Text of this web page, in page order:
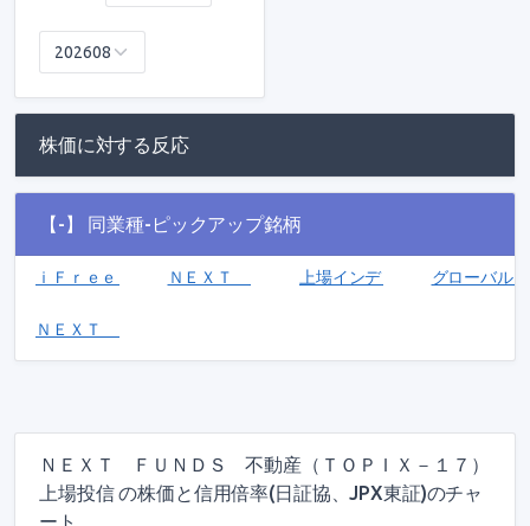
株価に対する反応
【-】 同業種-ピックアップ銘柄
ｉＦｒｅｅＥＴＦ Ｓ＆Ｐ５００ダブルインバース(2249)
ＮＥＸＴ ＦＵＮＤＳ 情報通信・サービスその
上場インデックスファンド豪
グローバル
ＮＥＸＴ ＦＵＮＤＳ 日経・ＪＰＸ白金指数連動型上場投信
ＮＥＸＴ ＦＵＮＤＳ 不動産（ＴＯＰＩＸ－１７）
上場投信 の株価と信用倍率(日証協、JPX東証)のチャ
ート